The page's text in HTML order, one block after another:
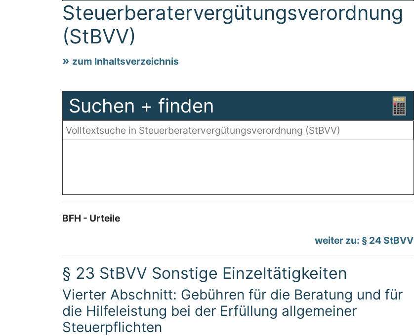
Steuerberatervergütungsverordnung
(StBVV)
zum Inhaltsverzeichnis
Suchen + finden
BFH - Urteile
weiter zu: § 24 StBVV
§ 23 StBVV Sonstige Einzeltätigkeiten
Vierter Abschnitt: Gebühren für die Beratung und für
die Hilfeleistung bei der Erfüllung allgemeiner
Steuerpflichten